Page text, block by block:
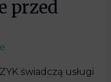
przed
świadczą usługi